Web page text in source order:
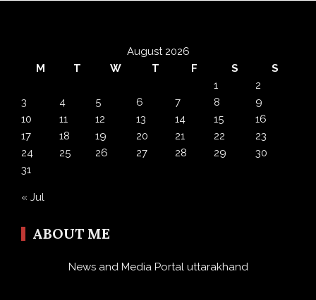
August 2026
M
T W T F S
S
1
2
3
4 5 6 7 8
9
10
11 12 13 14 15
16
17
18 19 20 21 22
23
24
25 26 27 28 29
30
31
« Jul
ABOUT ME
News and Media Portal uttarakhand